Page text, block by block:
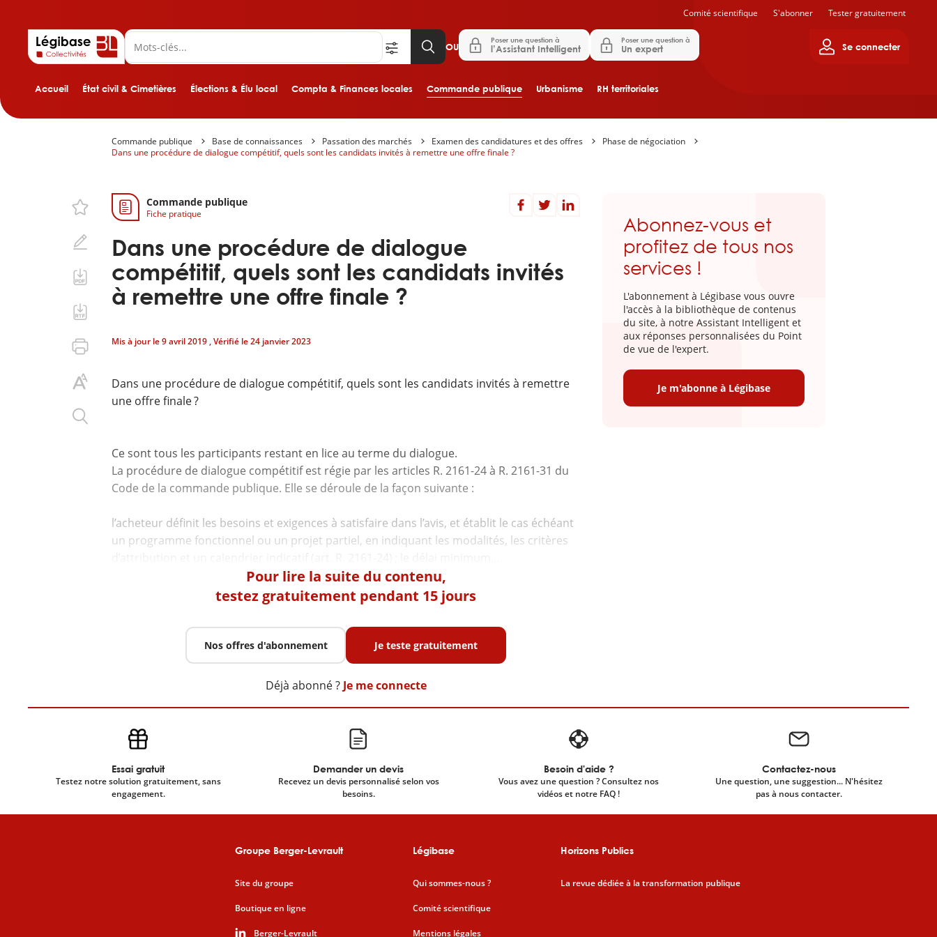
Aller au contenu principal
Accueil État civil & Cimetières Élections & Élu local Compta & Finances locales Commande publique Urbanisme RH territoriales
OU
Poser une question à
l’Assistant Intelligent
Poser une question à
Un expert Se connecter
Comité scientifique S'abonner Tester gratuitement
Commande publique Base de connaissances Passation des marchés Examen des candidatures et des offres
Phase de négociation
Dans une procédure de dialogue compétitif, quels sont les candidats invités à remettre une offre finale ?
Commande publique
Fiche pratique
Dans une procédure de dialogue
compétitif, quels sont les candidats invités
à remettre une offre finale ?
Mis à jour le9 avril 2019 , Vérifié le24 janvier 2023
Dans une procédure de dialogue compétitif, quels sont les candidats invités à remettre
une offre finale ?
Ce sont tous les participants restant en lice au terme du dialogue.
La procédure de dialogue compétitif est régie par les articles R. 2161-24 à R. 2161-31 du
Code de la commande publique. Elle se déroule de la façon suivante :
l’acheteur définit les besoins et exigences à satisfaire dans l’avis, et établit le cas échéant
un programme fonctionnel ou un projet partiel, en indiquant les modalités, les critères
Pour lire la suite du contenu,
testez gratuitement pendant 15 jours
Nos offres d'abonnement Je teste gratuitement
Déjà abonné ? Je me connecte
Abonnez-vous et
profitez de tous nos
services !
L'abonnement à Légibase vous ouvre
l'accès à la bibliothèque de contenus
du site, à notre Assistant Intelligent et
aux réponses personnalisées du Point
de vue de l'expert.
Je m'abonne à Légibase
Essai gratuit
Testez notre solution gratuitement, sans
engagement.
Demander un devis
Recevez un devis personnalisé selon vos
besoins.
Besoin d'aide ?
Vous avez une question ? Consultez nos
vidéos et notre FAQ !
Contactez-nous
Une question, une suggestion... N'hésitez
pas à nous contacter.
Groupe Berger-Levrault
Site du groupe
Boutique en ligne
Berger-Levrault
Légibase
Qui sommes-nous ?
Comité scientifique
Mentions légales
Horizons Publics
La revue dédiée à la transformation publique